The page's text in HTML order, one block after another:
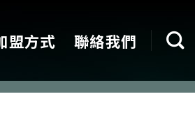
盟方式 聯絡我們